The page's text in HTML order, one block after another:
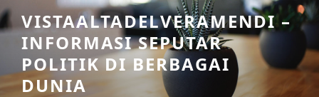
Skip
to
content
VISTAALTADELVERAMENDI –
INFORMASI SEPUTAR
POLITIK DI BERBAGAI
DUNIA